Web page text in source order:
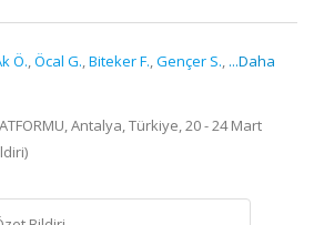
Ö.,Öcal G.,Biteker F.,Gençer S., ...Daha
Antalya, Türkiye, 20 - 24 Mart